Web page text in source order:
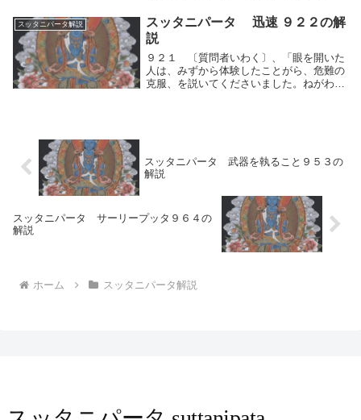
スーラよ。かれらの間で「最上のもの」と
して固執されたものは、ここには存在しな
いのである。ま...
スッタニパータ解説
スッタニパータ 迅速 ９２２の解
説
９２１ 〔質問者いわく〕、「眼を開いた
人は、みずから体験したことがら、危難の
克服、を説いてくださいました。ねがわく
スッタニパータ 武器を執ること９５３の
解説
スッタニパータ サーリープッタ９６４の
解説
ホーム スッタニパータ解説